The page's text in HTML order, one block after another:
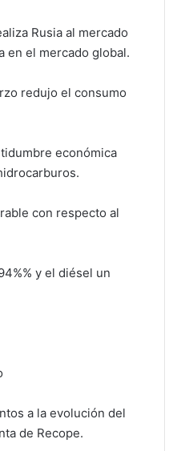
Rusia al mercado
en el mercado global.
redujo el consumo
económica
con respecto al
y el diésel un
a la evolución del
de Recope.